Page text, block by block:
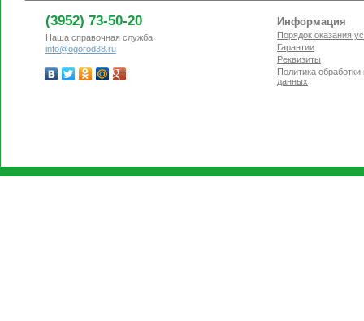
(3952) 73-50-20
Наша справочная служба
info@ogorod38.ru
Информация
Порядок оказания
Гарантии
Реквизиты
Политика
данных